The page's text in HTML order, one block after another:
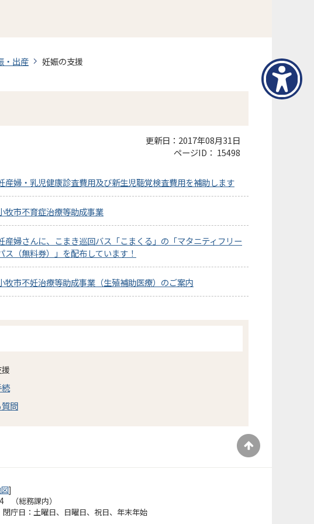
・出産 妊娠の支援
更新日：2017年08月31日
ページID： 15498
産婦・乳児健康診査費用及び新生児聴覚検査費用を補助します
牧市不育症治療等助成事業
産婦さんに、こまき巡回バス「こまくる」の「マタニティフリー
ス（無料券）」を配布しています！
牧市不妊治療等助成事業（生殖補助医療）のご案内
問
]
（総務課内）
閉庁日：土曜日、日曜日、祝日、年末年始